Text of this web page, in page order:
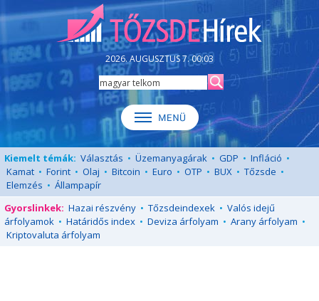
2026. AUGUSZTUS 7. 00:03
Kiemelt témák: Választás • Üzemanyagárak • GDP • Infláció •
Kamat • Forint • Olaj • Bitcoin • Euro • OTP • BUX • Tőzsde •
Elemzés • Állampapír
Gyorslinkek: Hazai részvény • Tőzsdeindexek • Valós idejű
árfolyamok • Határidős index • Deviza árfolyam • Arany árfolyam •
Kriptovaluta árfolyam